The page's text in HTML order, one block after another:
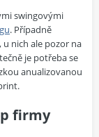
swingovými
. Případně
u nich ale pozor na
je potřeba se
anualizovanou
firmy